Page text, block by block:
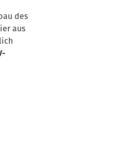
des
aus